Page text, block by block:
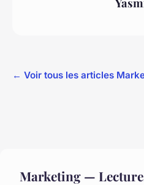
← Voir tous les articles
Marketing —